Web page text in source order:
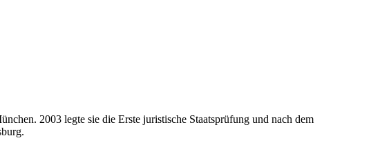
2003 legte sie die Erste juristische Staatsprüfung und nach dem